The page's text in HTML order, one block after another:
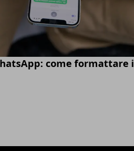
come formattare i